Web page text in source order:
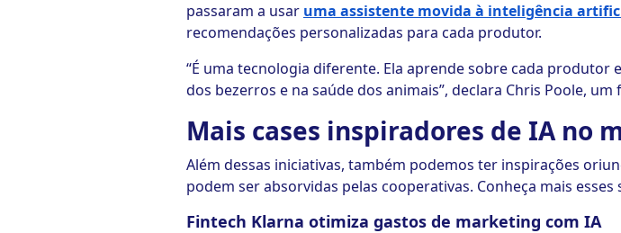
passaram a usar uma assistente movida à inteligência
recomendações personalizadas para cada produtor.
“É uma tecnologia diferente. Ela aprende sobre cada produtor
dos bezerros e na saúde dos animais”, declara Chris Poole,
Mais cases inspiradores de IA no
Além dessas iniciativas, também podemos ter inspirações
podem ser absorvidas pelas cooperativas. Conheça mais
Fintech Klarna otimiza gastos de marketing com IA